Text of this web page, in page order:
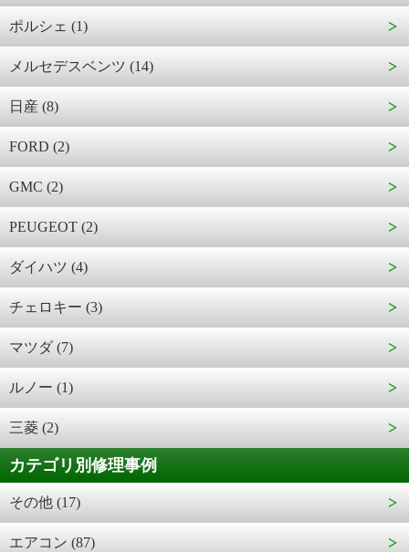
ポルシェ (1)
メルセデスベンツ (14)
日産 (8)
FORD (2)
GMC (2)
PEUGEOT (2)
ダイハツ (4)
チェロキー (3)
マツダ (7)
ルノー (1)
三菱 (2)
カテゴリ別修理事例
その他 (17)
エアコン (87)